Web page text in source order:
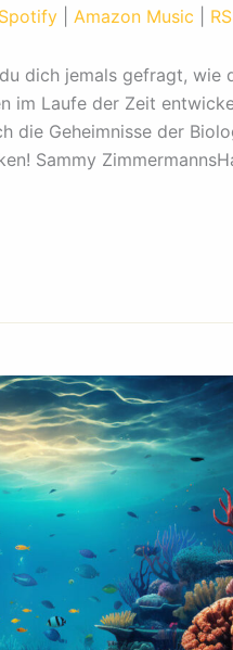
Spotify Amazon Music
dich jemals gefragt, wie
im Laufe der Zeit
die Geheimnisse der
Sammy